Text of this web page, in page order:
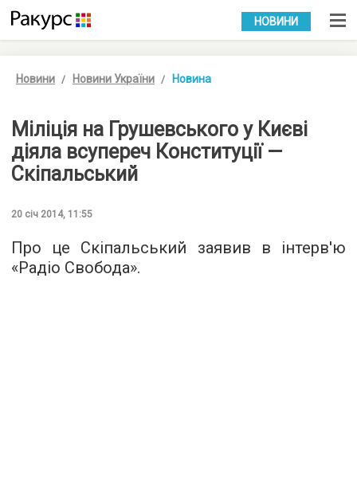
УКР РУС
НОВИНИ
Новини Новини України Новина
Міліція на Грушевського у Києві
діяла всупереч Конституції —
Скіпальський
20 січ 2014, 11:55
Про це Скіпальський заявив в інтерв'ю
«Радіо Свобода».